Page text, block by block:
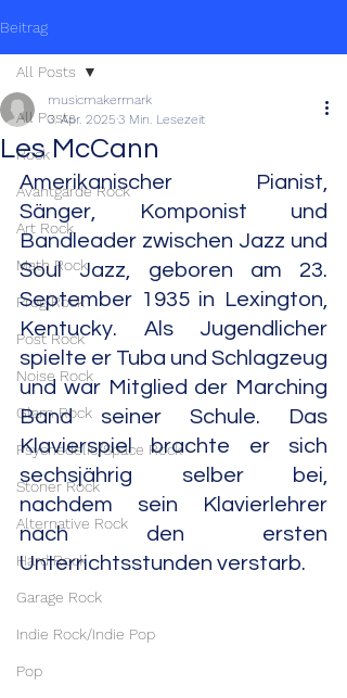
Beitrag
All Posts
Rock
Avantgarde Rock
Art Rock
Math Rock
Prog Rock
Post Rock
Noise Rock
Glam Rock
Psychedelic/Space Rock
Stoner Rock
Alternative Rock
Hard Rock
Garage Rock
Indie Rock/Indie Pop
Pop
All Posts
Les McCann
musicmakermark
3. Apr. 2025 3 Min. Lesezeit
Amerikanischer Pianist,
Sänger, Komponist und
Bandleader zwischen Jazz und
Soul Jazz, geboren am 23.
September 1935 in Lexington,
Kentucky. Als Jugendlicher
spielte er Tuba und Schlagzeug
und war Mitglied der Marching
Band seiner Schule. Das
Klavierspiel brachte er sich
sechsjährig selber bei,
nachdem sein Klavierlehrer
nach den ersten
Unterrichtsstunden verstarb.